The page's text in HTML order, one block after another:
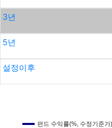
3년
5년
설정이후
펀드 수익률(%, 수정기준가)